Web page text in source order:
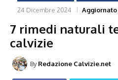
24 Dicembre 2024
7 rimedi naturali
calvizie
By Redazione Calvizie.net